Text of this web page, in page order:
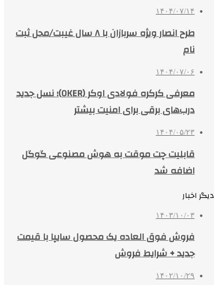
۱۴۰۴/۰۷/۱۴
طرح انصار ویژه سربازان با ۸ سال غیبت/محل ثبت
نام
۱۴۰۴/۰۷/۰۶
معرفی کرکره فولادی اوکر (OKER)؛ نسل جدید
درب‌های برقی برای امنیت بیشتر
۱۴۰۴/۰۵/۲۳
قابلیت چت موقت به هوش مصنوعی گوگل
اضافه شد
دیگر اخبار
۱۴۰۳/۱۰/۰۳
فروش فوق العاده یک محصول سایپا با قیمت
جدید + شرایط فروش
۱۴۰۲/۱۰/۲۹